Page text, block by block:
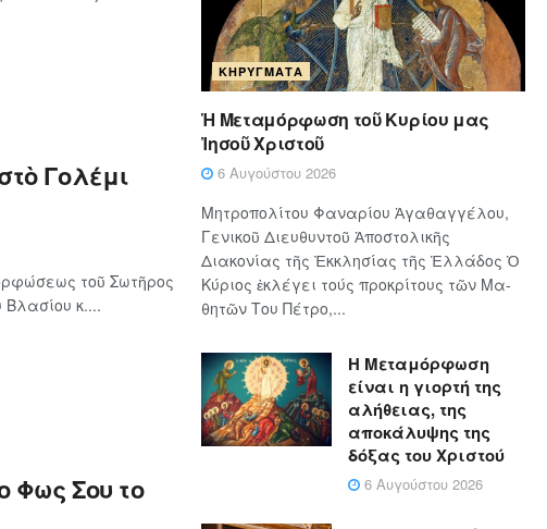
Γολέμι
τοῦ Σωτῆρος
Βλασίου κ....
Φως Σου το
ΚΗΡΎΓΜΑΤΑ
Ἡ Μεταμόρφωση τοῦ Κυρίου μας
Ἰησοῦ Χριστοῦ
6 Αυγούστου 2026
Μητροπολίτου Φαναρίου Ἀγαθαγγέλου,
Γενικοῦ Διευθυντοῦ Ἀποστολικῆς
Διακονίας τῆς Ἐκκλησίας τῆς Ἑλλάδος Ὁ
Κύ­ρι­ος ἐκλέγει τούς προ­κρί­τους τῶν Μα­
θη­τῶν Του Πέ­τρο,...
Η Μεταμόρφωση
είναι η γιορτή της
αλήθειας, της
αποκάλυψης της
δόξας του Χριστού
6 Αυγούστου 2026